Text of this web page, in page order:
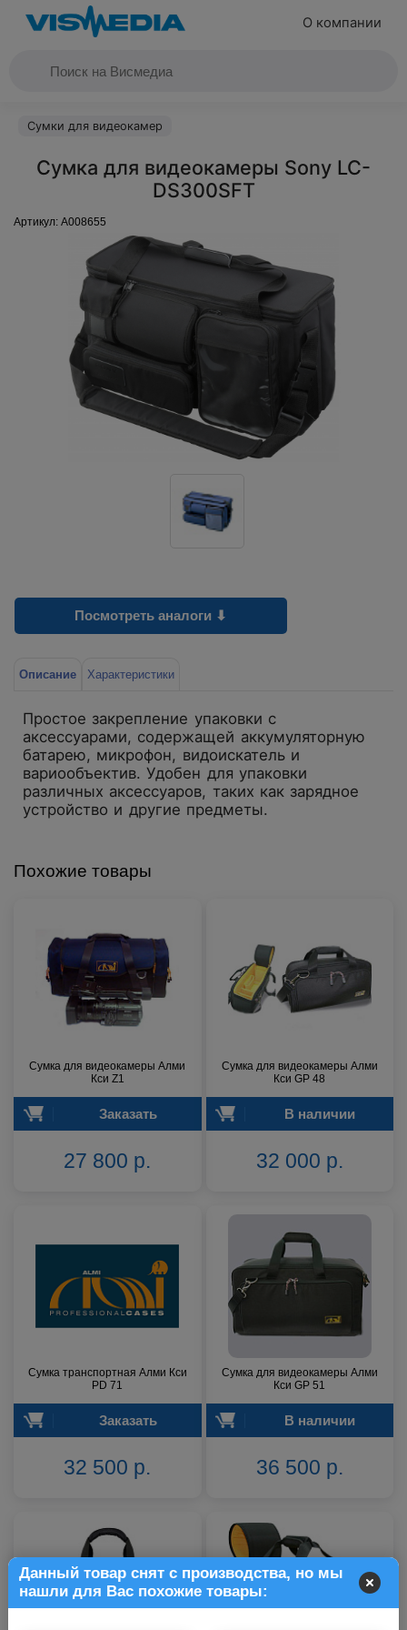
О компании
Сумки для видеокамер
Сумка для видеокамеры Sony LC-
DS300SFT
Артикул: A008655
Посмотреть аналоги ⬇
Описание Характеристики
Простое закрепление упаковки с
аксессуарами, содержащей аккумуляторную
батарею, микрофон, видоискатель и
вариообъектив. Удобен для упаковки
различных аксессуаров, таких как зарядное
устройство и другие предметы.
Данный товар снят с производства, но мы
нашли для Вас похожие товары:
Похожие товары
Сумка для видеокамеры Алми
Кси Z1
Заказать
27 800 р.
Сумка для видеокамеры Алми
Кси GP 48
В наличии
32 000 р.
Сумка транспортная Алми Кси
PD 71
Заказать
32 500 р.
Сумка для видеокамеры Алми
Кси GP 51
В наличии
36 500 р.